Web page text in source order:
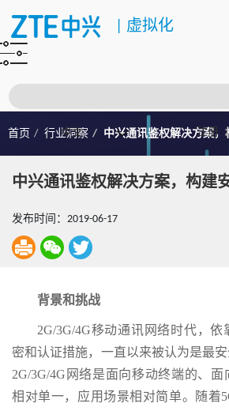
虚拟化
注册
首页 行业洞察 中兴通讯鉴权解决方案，
中兴通讯鉴权解决方案，构建
发布时间：2019-06-17
背景和挑战
2G/3G/4G移动通讯网络时代，
密和认证措施，一直以来被认为是最
2G/3G/4G网络是面向移动终端的、
相对单一，应用场景相对简单。随着